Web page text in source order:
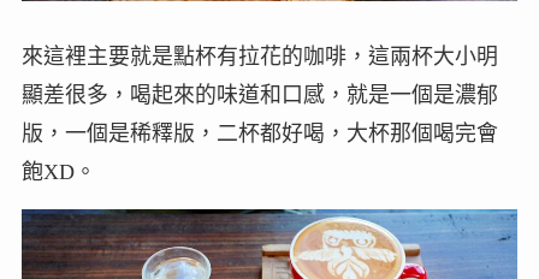
來這裡主要就是點杯有拉花的咖啡，這兩杯大小明
顯差很多，喝起來的味道和口感，就是一個是濃郁
版，一個是稀釋版，二杯都好喝，大杯那個喝完會
飽XD。